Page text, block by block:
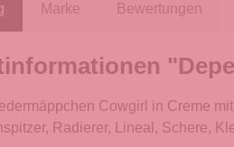
Marke Bewertungen
Cowgirl in Creme
Radierer, Lineal, Schere,